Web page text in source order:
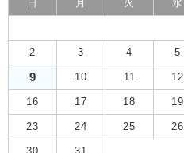
日 月 火 水
2 3 4 5
9 10 11 12
16 17 18 19
23 24 25 26